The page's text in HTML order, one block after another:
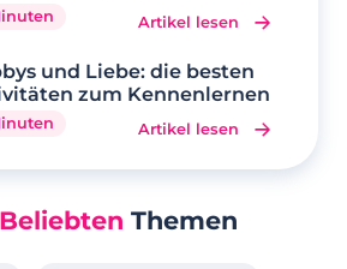
Artikel lesen
und Liebe: die besten
zum Kennenlernen
Artikel lesen
Beliebten Themen